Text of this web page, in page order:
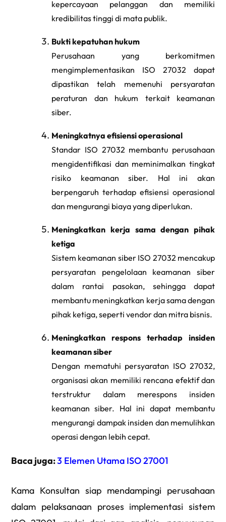
kepercayaan pelanggan dan memiliki
kredibilitas tinggi di mata publik.
Bukti kepatuhan hukum
Perusahaan yang berkomitmen
mengimplementasikan ISO 27032 dapat
dipastikan telah memenuhi persyaratan
peraturan dan hukum terkait keamanan
siber.
Meningkatnya efisiensi operasional
Standar ISO 27032 membantu perusahaan
mengidentifikasi dan meminimalkan tingkat
risiko keamanan siber. Hal ini akan
berpengaruh terhadap efisiensi operasional
dan mengurangi biaya yang diperlukan.
Meningkatkan kerja sama dengan pihak
ketiga
Sistem keamanan siber ISO 27032 mencakup
persyaratan pengelolaan keamanan siber
dalam rantai pasokan, sehingga dapat
membantu meningkatkan kerja sama dengan
pihak ketiga, seperti vendor dan mitra bisnis.
Meningkatkan respons terhadap insiden
keamanan siber
Dengan mematuhi persyaratan ISO 27032,
organisasi akan memiliki rencana efektif dan
terstruktur dalam merespons insiden
keamanan siber. Hal ini dapat membantu
mengurangi dampak insiden dan memulihkan
operasi dengan lebih cepat.
Baca juga:3 Elemen Utama ISO 27001
Kama Konsultan siap mendampingi perusahaan
dalam pelaksanaan proses implementasi sistem